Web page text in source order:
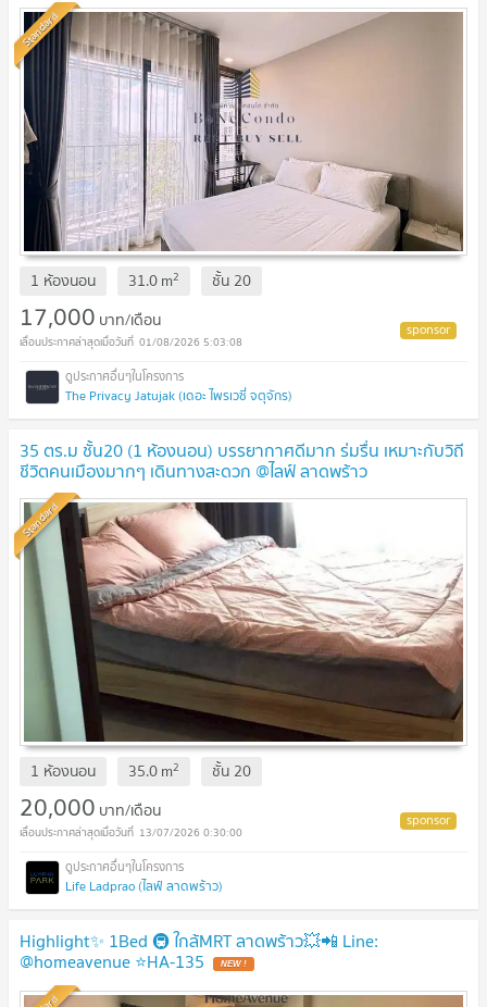
Standard
1 ห้องนอน 31.0m2 ชั้น 20
17,000 บาท/เดือน
01/08/2026 5:03:08
The Privacy Jatujak (เดอะ ไพรเวซี่ จตุจักร)
35 ตร.ม ชั้น20 (1 ห้องนอน) บรรยากาศดีมาก ร่มรื่น เหมาะกับวิถี
ชีวิตคนเมืองมากๆ เดินทางสะดวก @ไลฟ์ ลาดพร้าว
Standard
1 ห้องนอน 35.0m2 ชั้น 20
20,000 บาท/เดือน
13/07/2026 0:30:00
Life Ladprao (ไลฟ์ ลาดพร้าว)
Highlight✨ 1Bed 🚇 ใกล้MRT ลาดพร้าว💥📲 Line:
@homeavenue ⭐HA-135